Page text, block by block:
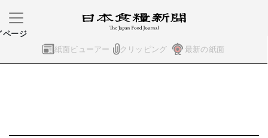
紙面ビューアー クリッピング 最新の紙面
ページ